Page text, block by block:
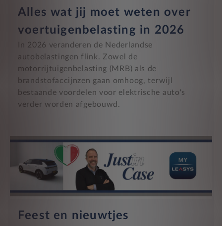
Alles wat jij moet weten over
voertuigenbelasting in 2026
In 2026 veranderen de Nederlandse
autobelastingen flink. Zowel de
motorrijtuigenbelasting (MRB) als de
brandstofaccijnzen gaan omhoog, terwijl
bestaande voordelen voor elektrische auto's
verder worden afgebouwd.
Feest en nieuwtjes